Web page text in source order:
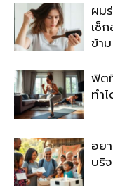
ผม
เช็
ข้าม
ฟิต
ทำ
อย
บริ